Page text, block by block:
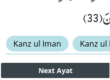
Kanz ul Iman Kanz ul
Next Ayat